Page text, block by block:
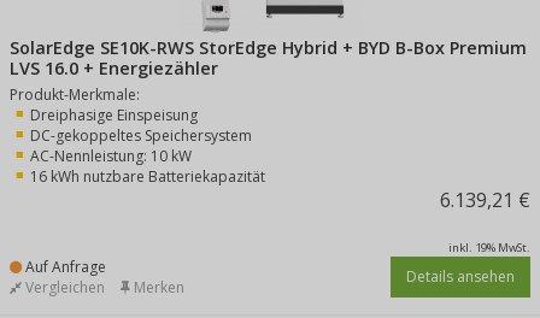
SolarEdge SE10K-RWS StorEdge Hybrid + BYD B-Box Premium
LVS 16.0 + Energiezähler
Produkt-Merkmale:
Dreiphasige Einspeisung
DC-gekoppeltes Speichersystem
AC-Nennleistung: 10 kW
16 kWh nutzbare Batteriekapazität
6.139,21 €
inkl. 19% MwSt.
Auf Anfrage Details ansehen
Vergleichen Merken